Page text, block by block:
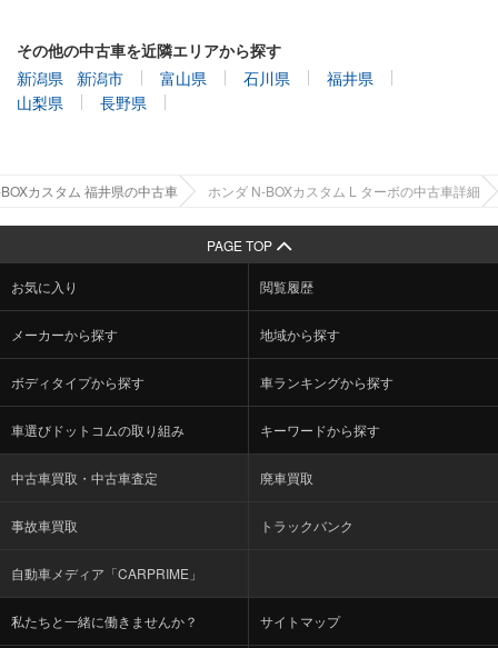
その他の中古車を近隣エリアから探す
新潟県
新潟市 富山県 石川県
福井県
山梨県
長野県
カスタム 福井県の中古車 ホンダ N-BOXカスタム L ターボの中古車詳細
PAGE TOP
お気に入り 閲覧履歴
メーカーから探す 地域から探す
ボディタイプから探す 車ランキングから探す
車選びドットコムの取り組み キーワードから探す
中古車買取・中古車査定 廃車買取
事故車買取 トラックバンク
自動車メディア「CARPRIME」
私たちと一緒に働きませんか？ サイトマップ